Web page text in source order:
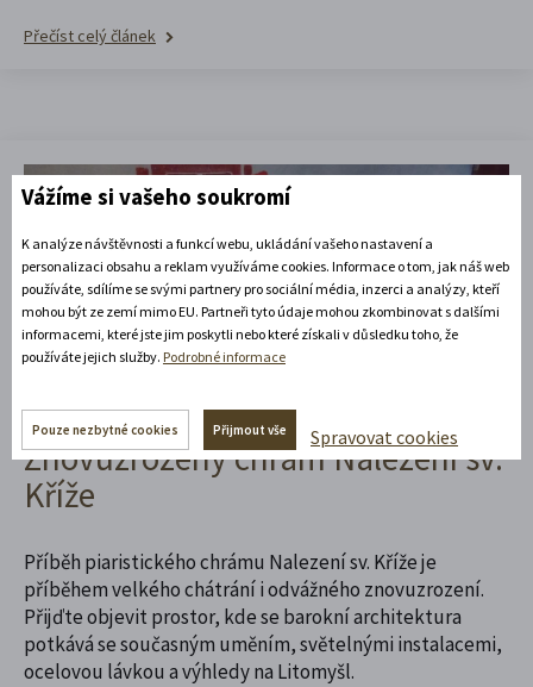
Přečíst celý článek
Znovuzrozený chrám Nalezení sv.
Kříže
Příběh piaristického chrámu Nalezení sv. Kříže je
příběhem velkého chátrání i odvážného znovuzrození.
Přijďte objevit prostor, kde se barokní architektura
potkává se současným uměním, světelnými instalacemi,
ocelovou lávkou a výhledy na Litomyšl.
Vážíme si vašeho soukromí
K analýze návštěvnosti a funkcí webu, ukládání vašeho nastavení a
personalizaci obsahu a reklam využíváme cookies. Informace o tom, jak náš web
používáte, sdílíme se svými partnery pro sociální média, inzerci a analýzy, kteří
mohou být ze zemí mimo EU. Partneři tyto údaje mohou zkombinovat s dalšími
informacemi, které jste jim poskytli nebo které získali v důsledku toho, že
používáte jejich služby. Podrobné informace
Pouze nezbytné cookies Přijmout vše Spravovat cookies